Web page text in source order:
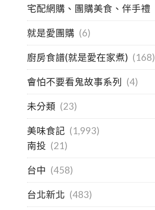
宅配網購、團購美食、伴手禮
就是愛團購 (6)
廚房食譜(就是愛在家煮) (168)
會怕不要看鬼故事系列 (4)
未分類 (23)
美味食記 (1,993)
南投 (21)
台中 (458)
台北新北 (483)